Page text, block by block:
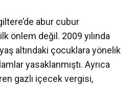
abur cubur
önlem değil. 2009 yılında
altındaki çocuklara yönelik
yasaklanmıştı. Ayrıca
gazlı içecek vergisi,